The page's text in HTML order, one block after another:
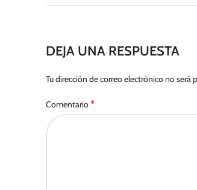
DEJA UNA RESPUESTA
Tu dirección de correo electrónico no será
Comentario*